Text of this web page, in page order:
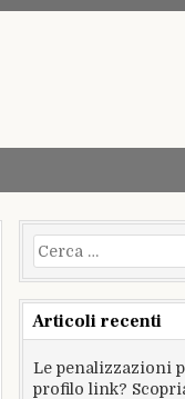
Ricerca
per:
Articoli recenti
Le penalizzazioni
profilo link?